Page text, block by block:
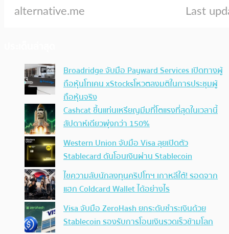
Broadridge จับมือ Payward Services เปิดทางผู้
ถือหุ้นโทเคน xStocksโหวตลงมติในการประชุมผู้
ถือหุ้นจริง
Cashcat ขึ้นแท่นเหรียญมีมที่โตแรงที่สุดในเวลานี้
สัปดาห์เดียวพุ่งกว่า 150%
Western Union จับมือ Visa ลุยเปิดตัว
Stablecard ดันโอนเงินผ่าน Stablecoin
ไขความลับนักลงทุนคริปโทฯ เกาหลีใต้! รอดจาก
แฮก Coldcard Wallet ได้อย่างไร
Visa จับมือ ZeroHash ยกระดับชำระเงินด้วย
Stablecoin รองรับการโอนเงินรวดเร็วข้ามโลก